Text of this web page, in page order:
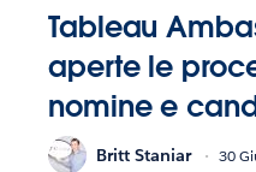
Tableau
aperte le
nomine e
Britt Staniar 30